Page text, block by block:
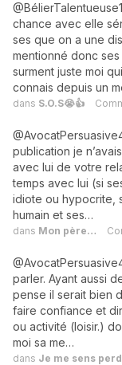
chance avec elle
ses que on a une
mentionné donc
surment juste moi
connais depuis un
dans S.O.S😭👍
publication je
avec lui de votre
temps avec lui (si
idiote ou hypocrite,
humain et ses…
dans Mon père…
parler. Ayant aussi
pense il serait bien
faire confiance et
ou activité (loisir.)
moi sa me…
dans Je me sens